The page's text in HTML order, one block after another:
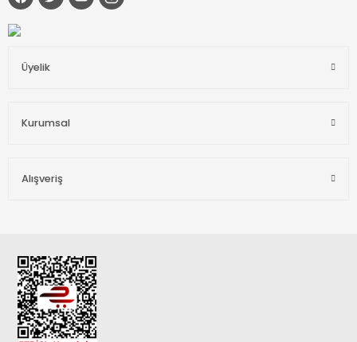
Üyelik
Kurumsal
Alışveriş